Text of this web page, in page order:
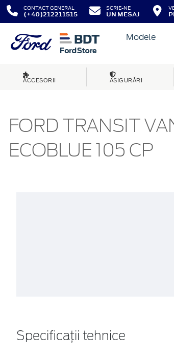
CONTACT GENERAL
(+40)212211515
SCRIE-NE
UN MESAJ
Modele
ACCESORII ASIGURĂRI
FORD TRANSIT
ECOBLUE 105 CP
Specificații tehnice